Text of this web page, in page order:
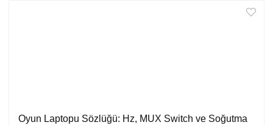
Oyun Laptopu Sözlüğü: Hz, MUX Switch ve Soğutma